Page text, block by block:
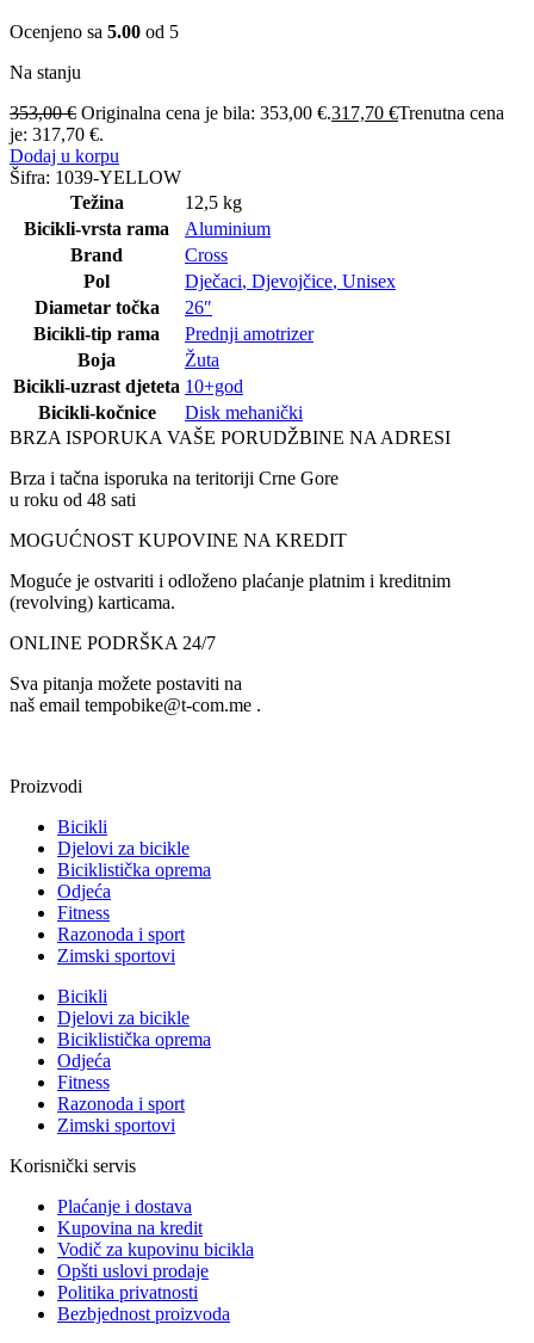
Ocenjeno sa 5.00 od 5
Na stanju
353,00€ Originalna cena je bila: 353,00 €.317,70 €Trenutna cena
je: 317,70 €.
Dodaj u korpu
Šifra: 1039-YELLOW
Težina
12,5 kg
Bicikli-vrsta rama
Aluminium
Brand
Cross
Pol
Dječaci, Djevojčice, Unisex
Diametar točka
26″
Bicikli-tip rama
Prednji amotrizer
Boja
Žuta
Bicikli-uzrast djeteta 10+god
Bicikli-kočnice
Disk mehanički
BRZA ISPORUKA VAŠE PORUDŽBINE NA ADRESI
Brza i tačna isporuka na teritoriji Crne Gore
u roku od 48 sati
MOGUĆNOST KUPOVINE NA KREDIT
Moguće je ostvariti i odloženo plaćanje platnim i kreditnim
(revolving) karticama.
ONLINE PODRŠKA 24/7
Sva pitanja možete postaviti na
naš email tempobike@t-com.me .
Proizvodi
Bicikli
Djelovi za bicikle
Biciklistička oprema
Odjeća
Fitness
Razonoda i sport
Zimski sportovi
Bicikli
Djelovi za bicikle
Biciklistička oprema
Odjeća
Fitness
Razonoda i sport
Zimski sportovi
Korisnički servis
Plaćanje i dostava
Kupovina na kredit
Vodič za kupovinu bicikla
Opšti uslovi prodaje
Politika privatnosti
Bezbjednost proizvoda